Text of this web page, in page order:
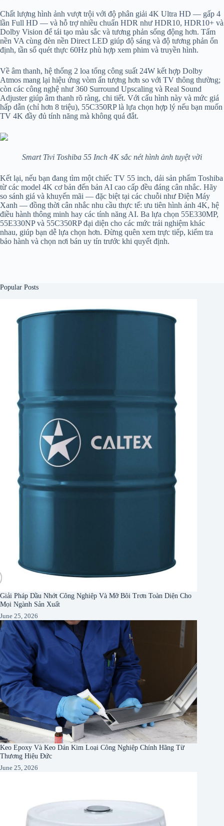
Chất lượng hình ảnh vượt trội với độ phân giải 4K Ultra HD — gấp 4
lần Full HD — và hỗ trợ nhiều chuẩn HDR như HDR10, HDR10+ và
Dolby Vision để tái tạo màu sắc và tương phản sống động hơn. Tấm
nền VA cùng đèn nền Direct LED giúp độ sáng và độ tương phản ổn
định, tần số quét thực 60Hz phù hợp xem phim và truyền hình.
Về âm thanh, hệ thống 2 loa tổng công suất 24W kết hợp Dolby
Atmos mang lại hiệu ứng vòm ấn tượng hơn so với TV thông thường;
còn các công nghệ như 360 Surround Upscaling và Real Sound
Adjuster giúp âm thanh rõ ràng, chi tiết. Với cấu hình này và mức giá
hấp dẫn (chỉ hơn 8 triệu), 55C350RP là lựa chọn hợp lý nếu bạn muốn
TV 4K đầy đủ tính năng mà không quá đắt.
Smart Tivi Toshiba 55 Inch 4K sắc nét hình ảnh tuyệt vời
Kết lại, nếu bạn đang tìm một chiếc TV 55 inch, dải sản phẩm Toshiba
từ các model 4K cơ bản đến bản AI cao cấp đều đáng cân nhắc. Hãy
so sánh giá và khuyến mãi — đặc biệt tại các chuỗi như Điện Máy
Xanh — đồng thời cân nhắc nhu cầu thực tế: ưu tiên hình ảnh 4K, hệ
điều hành thông minh hay các tính năng AI. Ba lựa chọn 55E330MP,
55E330NP và 55C350RP đại diện cho các mức trải nghiệm khác
nhau, giúp bạn dễ lựa chọn hơn. Đừng quên xem trực tiếp, kiểm tra
bảo hành và chọn nơi bán uy tín trước khi quyết định.
Popular Posts
Giải Pháp Dầu Nhớt Công Nghiệp Và Mỡ Bôi Trơn Toàn Diện Cho
Mọi Ngành Sản Xuất
June 25, 2026
Keo Epoxy Và Keo Dán Kim Loại Công Nghiệp Chính Hãng Từ
Thương Hiệu Đức
June 25, 2026